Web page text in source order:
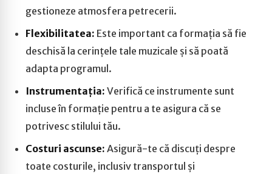
gestioneze atmosfera petrecerii.
Flexibilitatea: Este important ca formația să fie
deschisă la cerințele tale muzicale și să poată
adapta programul.
Instrumentația: Verifică ce instrumente sunt
incluse în formație pentru a te asigura că se
potrivesc stilului tău.
Costuri ascunse: Asigură-te că discuți despre
toate costurile, inclusiv transportul și